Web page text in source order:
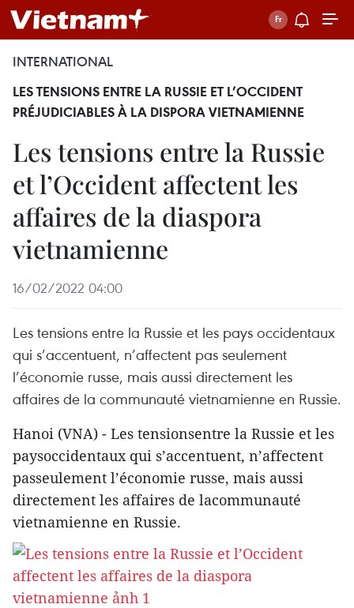
INTERNATIONAL
LES TENSIONS ENTRE LA RUSSIE ET L’OCCIDENT
PRÉJUDICIABLES À LA DISPORA VIETNAMIENNE
Les tensions entre la Russie
et l’Occident affectent les
affaires de la diaspora
vietnamienne
16/02/2022 04:00
Les tensions entre la Russie et les pays occidentaux
qui s’accentuent, n’affectent pas seulement
l’économie russe, mais aussi directement les
affaires de la communauté vietnamienne en Russie.
Hanoi (VNA) - Les tensionsentre la Russie et les
paysoccidentaux qui s’accentuent, n’affectent
passeulement l’économie russe, mais aussi
directement les affaires de lacommunauté
vietnamienne en Russie.